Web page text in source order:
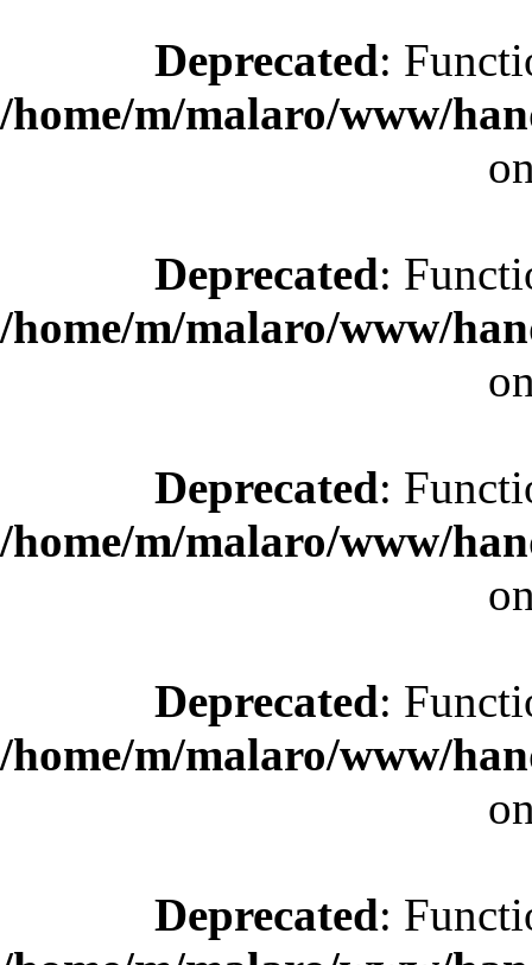
Deprecated:
/home/m/malaro/www/
Deprecated:
/home/m/malaro/www/
Deprecated:
/home/m/malaro/www/
Deprecated:
/home/m/malaro/www/
Deprecated: